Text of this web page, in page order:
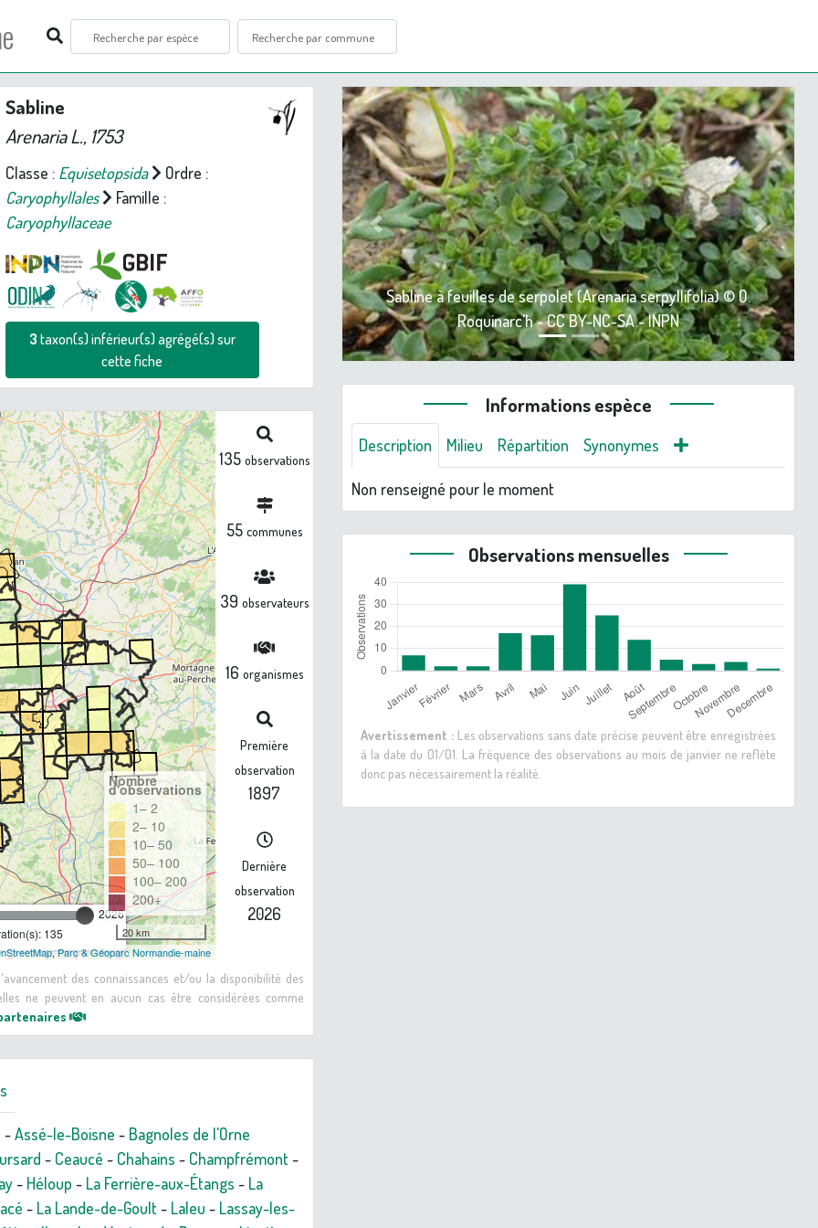
Sabline
ArenariaL., 1753
Classe : Equisetopsida
Ordre :
Caryophyllales
Famille :
Caryophyllaceae
3 taxon(s) inférieur(s) agrégé(s) sur
cette fiche
2026
135
Nombre
d'observations
1– 2
2– 10
10– 50
50– 100
100– 200
200+
20 km
,Parc & Géoparc Normandie-maine
135 observations
55 communes
39 observateurs
16 organismes
Première
observation
1897
Dernière
observation
2026
des connaissances et/ou la disponibilité des
ne peuvent en aucun cas être considérées comme
-Assé-le-Boisne - Bagnoles de l'Orne
- Ceaucé - Chahains - Champfrémont-
- Héloup - La Ferrière-aux-Étangs - La
- La Lande-de-Goult- Laleu - Lassay-les-
Sabline à feuilles de serpolet (Arenaria serpyllifolia) © O.
Roquinarc'h - CC BY-NC-SA - INPN
Previous Next
Informations espèce
Description Milieu Répartition Synonymes
Non renseigné pour le moment
Observations mensuelles
Avertissement :Les observations sans date précise peuvent être enregistrées
à la date du 01/01. La fréquence des observations au mois de janvier ne reflète
donc pas nécessairement la réalité.